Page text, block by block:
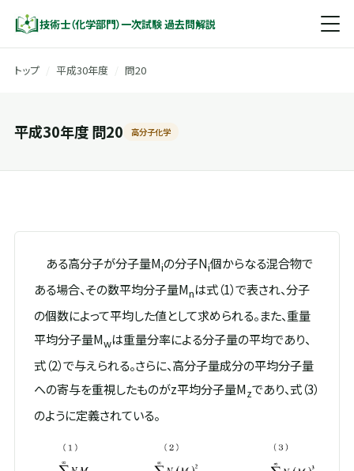
技術士（化学部門）一次試験 過去問解説
トップ 平成30年度 問20
平成30年度 問20 高分子化学
ある高分子が分子量Miの分子Ni個からなる混合物で
ある場合、その数平均分子量Mnは式（1）で表され、分子
の個数によって平均した値として求められる。また、重量
平均分子量Mwは重量分率による分子量の平均であり、
式（2）で与えられる。さらに、高分子量成分の平均分子量
への寄与を重視したものがz平均分子量Mzであり、式（3）
のように定義されている。